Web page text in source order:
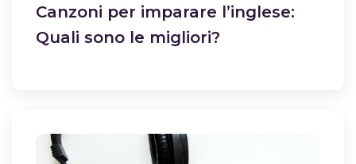
Canzoni per imparare l’inglese:
Quali sono le migliori?